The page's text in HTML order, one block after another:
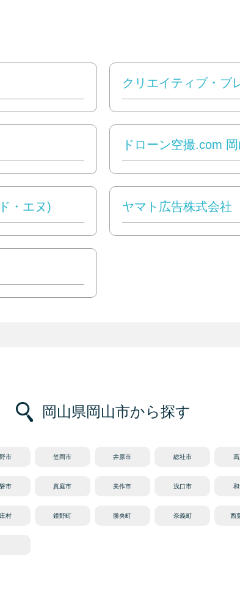
クリエイティブ・ブ
ドローン空撮.com
・エヌ) ヤマト広告株式会社
岡山県岡山市から探す
市 笠岡市 井原市 総社市
市 真庭市 美作市 浅口市
村 鏡野町 勝央町 奈義町 西